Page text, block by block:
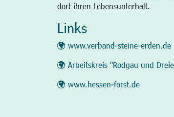
dort ihren Lebensunterhalt.
Links
www.verband-steine-erden.de
Arbeitskreis "Rodgau und
www.hessen-forst.de